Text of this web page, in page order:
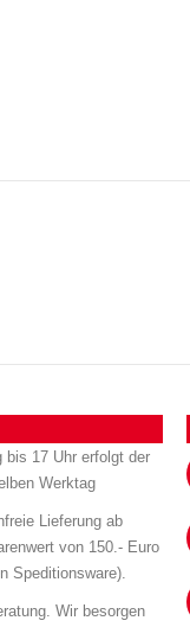
bis 17 Uhr erfolgt der
Werktag
Lieferung ab
von 150.- Euro
Speditionsware).
Wir besorgen